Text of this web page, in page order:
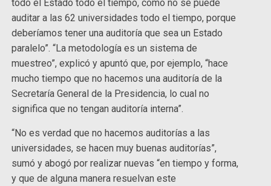
todo el Estado todo el tiempo, como no se puede
auditar a las 62 universidades todo el tiempo, porque
deberíamos tener una auditoría que sea un Estado
paralelo”. “La metodología es un sistema de
muestreo”, explicó y apuntó que, por ejemplo, “hace
mucho tiempo que no hacemos una auditoría de la
Secretaría General de la Presidencia, lo cual no
significa que no tengan auditoría interna”.
“No es verdad que no hacemos auditorías a las
universidades, se hacen muy buenas auditorías”,
sumó y abogó por realizar nuevas “en tiempo y forma,
y que de alguna manera resuelvan este